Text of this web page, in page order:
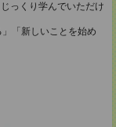
っくり学んでいただけ
「新しいことを始め